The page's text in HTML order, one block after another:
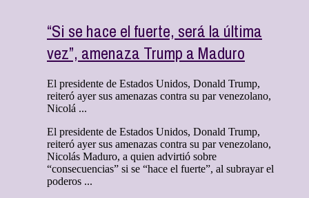
“Si se hace el fuerte, será la última
vez”, amenaza Trump a Maduro
El presidente de Estados Unidos, Donald Trump,
reiteró ayer sus amenazas contra su par venezolano,
Nicolá ...
El presidente de Estados Unidos, Donald Trump,
reiteró ayer sus amenazas contra su par venezolano,
Nicolás Maduro, a quien advirtió sobre
“consecuencias” si se “hace el fuerte”, al subrayar el
poderos ...